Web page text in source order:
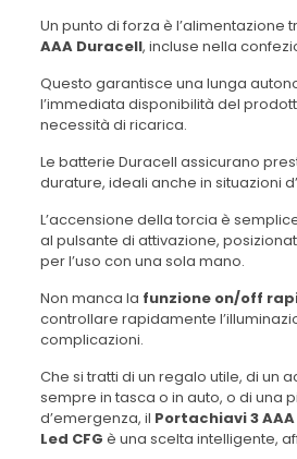
Un punto di forza è l’alimentazione
AAA Duracell, incluse nella
Questo garantisce una lunga
l’immediata disponibilità del
necessità di ricarica.
Le batterie Duracell assicurano
durature, ideali anche in situazioni
L’accensione della torcia è
al pulsante di attivazione,
per l’uso con una sola mano.
Non manca la funzione on/off
controllare rapidamente
complicazioni.
Che si tratti di un regalo utile, di un
sempre in tasca o in auto, o di una
d’emergenza, il Portachiavi 3
Led CFG è una scelta intelligente,